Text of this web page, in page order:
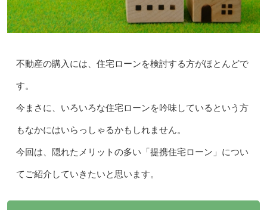
不動産の購入には、住宅ローンを検討する方がほとんどで
す。
今まさに、いろいろな住宅ローンを吟味しているという方
もなかにはいらっしゃるかもしれません。
今回は、隠れたメリットの多い「提携住宅ローン」につい
てご紹介していきたいと思います。